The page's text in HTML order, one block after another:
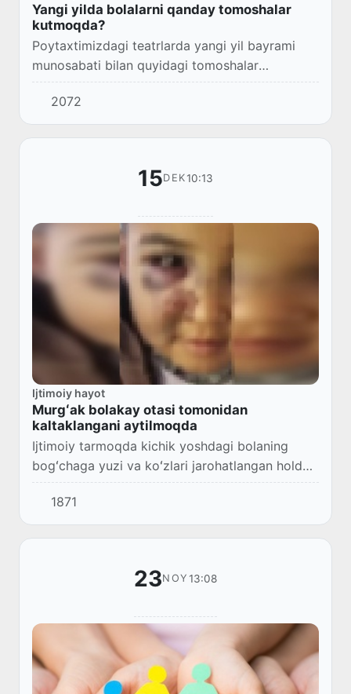
Yangi yilda bolalarni qanday tomoshalar
kutmoqda?
Poytaxtimizdagi teatrlarda yangi yil bayrami
munosabati bilan quyidagi tomoshalar
rejalashtirilgan:
2072
15DEK10:13
Ijtimoiy hayot
Murgʻak bolakay otasi tomonidan
kaltaklangani aytilmoqda
Ijtimoiy tarmoqda kichik yoshdagi bolaning
bogʻchaga yuzi va koʻzlari jarohatlangan holda
kelganligi va uni otasi kaltaklaganligini aytib
berishi tasvirlangan video tarqaldi.
1871
23NOY 13:08